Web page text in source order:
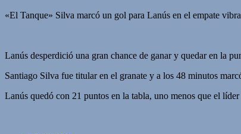
«El Tanque» Silva marcó un gol para Lanús en el empate
Lanús desperdició una gran chance de ganar y quedar en la
Santiago Silva fue titular en el granate y a los 48 minutos
Lanús quedó con 21 puntos en la tabla, uno menos que el